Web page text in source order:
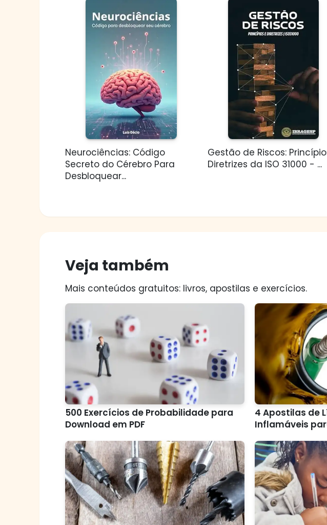
Neurociências: Código
Secreto do Cérebro Para
Desbloquear...
Gestão de Riscos:
Diretrizes da ISO 31000 - ...
Veja também
Mais conteúdos gratuitos: livros, apostilas e exercícios.
500 Exercícios de Probabilidade para
Download em PDF
4 Apostilas de
Inflamáveis